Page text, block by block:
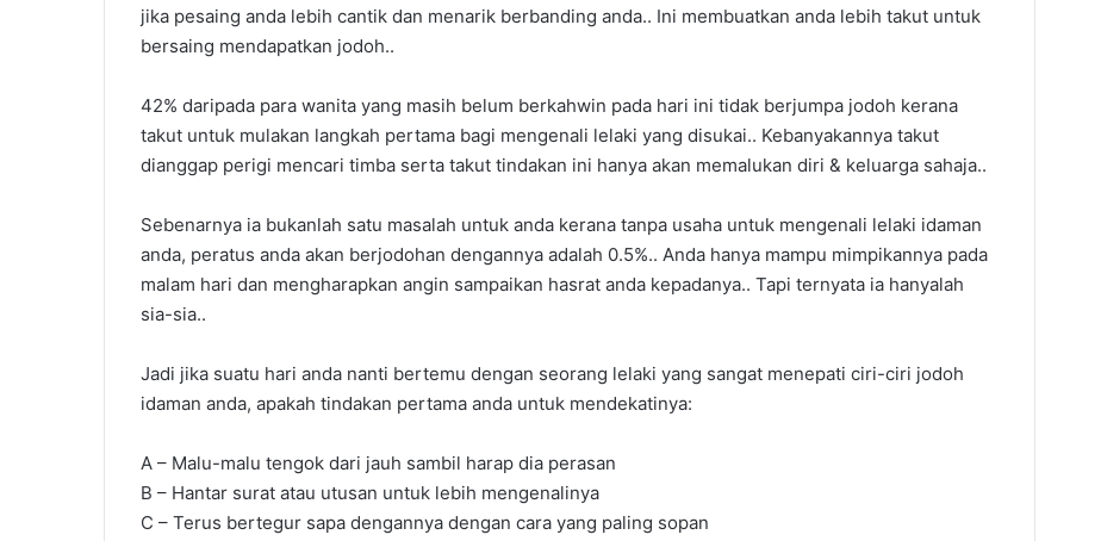
jika pesaing anda lebih cantik dan menarik berbanding anda.. Ini membuatkan anda lebih takut untuk
bersaing mendapatkan jodoh..
42% daripada para wanita yang masih belum berkahwin pada hari ini tidak berjumpa jodoh kerana
takut untuk mulakan langkah pertama bagi mengenali lelaki yang disukai.. Kebanyakannya takut
dianggap perigi mencari timba serta takut tindakan ini hanya akan memalukan diri & keluarga sahaja..
Sebenarnya ia bukanlah satu masalah untuk anda kerana tanpa usaha untuk mengenali lelaki idaman
anda, peratus anda akan berjodohan dengannya adalah 0.5%.. Anda hanya mampu mimpikannya pada
malam hari dan mengharapkan angin sampaikan hasrat anda kepadanya.. Tapi ternyata ia hanyalah
sia-sia..
Jadi jika suatu hari anda nanti bertemu dengan seorang lelaki yang sangat menepati ciri-ciri jodoh
idaman anda, apakah tindakan pertama anda untuk mendekatinya:
A – Malu-malu tengok dari jauh sambil harap dia perasan
B – Hantar surat atau utusan untuk lebih mengenalinya
C – Terus bertegur sapa dengannya dengan cara yang paling sopan